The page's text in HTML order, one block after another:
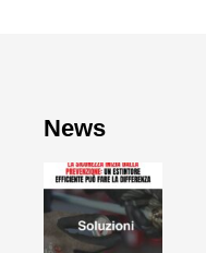
News